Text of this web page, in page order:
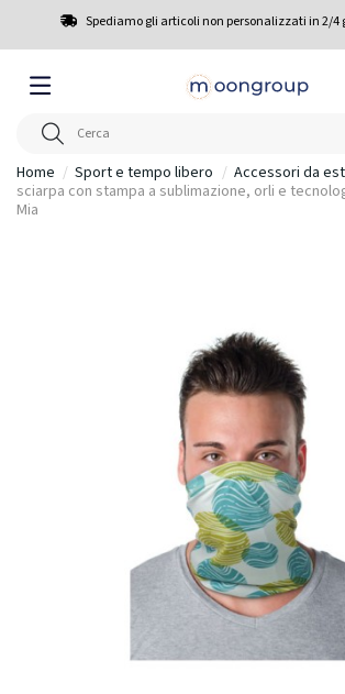
Spediamo gli articoli non personalizzati in 2/4
Home Sport e tempo libero Accessori da
sciarpa con stampa a sublimazione, orli e
Mia